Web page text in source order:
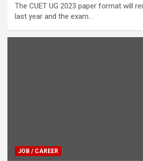
The CUET UG 2023 paper format will
last year and the exam…
JOB / CAREER